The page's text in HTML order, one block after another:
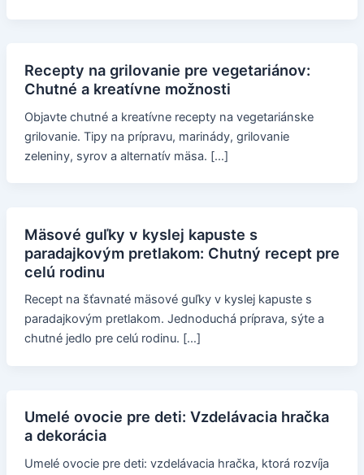
Recepty na grilovanie pre vegetariánov:
Chutné a kreatívne možnosti
Objavte chutné a kreatívne recepty na vegetariánske
grilovanie. Tipy na prípravu, marinády, grilovanie
zeleniny, syrov a alternatív mäsa. […]
Mäsové guľky v kyslej kapuste s
paradajkovým pretlakom: Chutný recept pre
celú rodinu
Recept na šťavnaté mäsové guľky v kyslej kapuste s
paradajkovým pretlakom. Jednoduchá príprava, sýte a
chutné jedlo pre celú rodinu. […]
Umelé ovocie pre deti: Vzdelávacia hračka
a dekorácia
Umelé ovocie pre deti: vzdelávacia hračka, ktorá rozvíja